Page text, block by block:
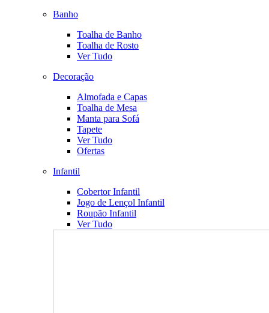
Banho
Toalha de Banho
Toalha de Rosto
Ver Tudo
Decoração
Almofada e Capas
Toalha de Mesa
Manta para Sofá
Tapete
Ver Tudo
Ofertas
Infantil
Cobertor Infantil
Jogo de Lençol Infantil
Roupão Infantil
Ver Tudo